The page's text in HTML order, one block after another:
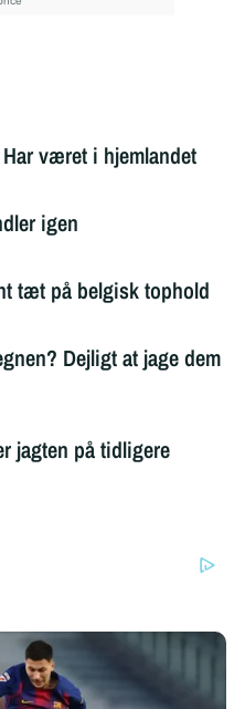
været i hjemlandet
igen
tæt på belgisk tophold
Dejligt at jage dem
jagten på tidligere